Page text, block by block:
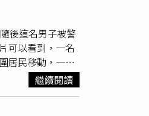
物攻擊自家孩
希望當地市政府
有7人和寵物受
認為人類就代表
後這名男子被警
可以看到，一名
居民移動，一旁
示，該名男子看
到男子攻擊撲
來後已經將該男
繼續閱讀